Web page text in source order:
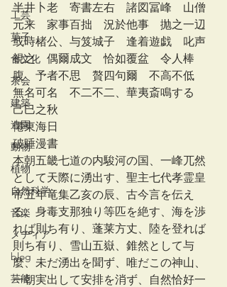
工芸
菓子
食文化
茶会
建築
造園
動物
植物
自然科学
音楽
メディア
blog
芸能
半井卜老　寄書左右　諸図冨峰　山僧
元来　家事百拙　況於他事　抛之一辺
或時楮公、与笈城子　逢着遊戯　叱声
視之　偶爾成文　恰如覆盆　令人棒
腹　予者不思　贅四句爾　不高不低
無名可名　不二不二、華夷斎鳴する
己巳之秋
僊東海日
破睡漫書
本朝五畿七道の内駿河の国、一峰兀然
として天際に湧出す、聖主七代孝霊皇
帝五年竜集乙亥の辰、古今言を伝え
る、身毒支那独り等匹を絶す、海を渉
れば則ち有り、蓬莱方丈、陸を登れば
則ち有り、雪山五嶽、錐然として与
麼、未だ湧出を聞ず、唯だこの神山、
一朝実出して安排を消ず、自然恰好一